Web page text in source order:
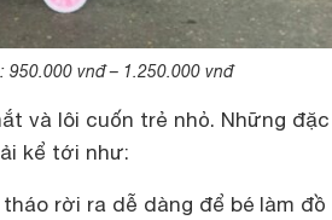
950.000 vnđ – 1.250.000 vnđ
và lôi cuốn trẻ nhỏ. Những đặc
kể tới như:
rời ra dễ dàng để bé làm đồ